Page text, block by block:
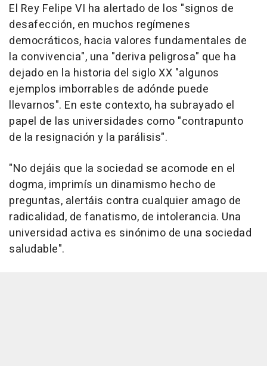
El Rey Felipe VI ha alertado de los "signos de
desafección, en muchos regímenes
democráticos, hacia valores fundamentales de
la convivencia", una "deriva peligrosa" que ha
dejado en la historia del siglo XX "algunos
ejemplos imborrables de adónde puede
llevarnos". En este contexto, ha subrayado el
papel de las universidades como "contrapunto
de la resignación y la parálisis".
"No dejáis que la sociedad se acomode en el
dogma, imprimís un dinamismo hecho de
preguntas, alertáis contra cualquier amago de
radicalidad, de fanatismo, de intolerancia. Una
universidad activa es sinónimo de una sociedad
saludable".